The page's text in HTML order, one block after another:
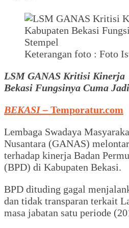
Keterangan foto : Foto
LSM GANAS Kritisi Kinerja
Bekasi Fungsinya Cuma
BEKASI – Temporatur.com
Lembaga Swadaya
Nusantara (GANAS)
terhadap kinerja Badan
(BPD) di Kabupaten Bekasi.
BPD dituding gagal
dan tidak transparan terkait
masa jabatan satu periode